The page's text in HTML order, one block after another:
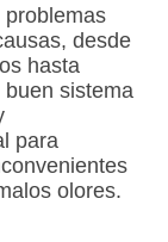
problemas
desde
hasta
sistema
para
olores.